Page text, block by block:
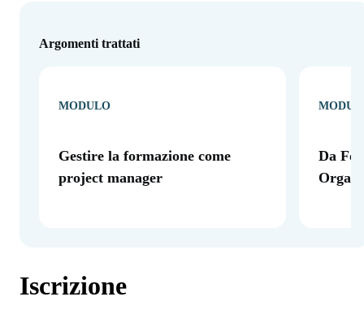
Argomenti trattati
MODULO
Gestire la formazione come
project manager
Da
Iscrizione